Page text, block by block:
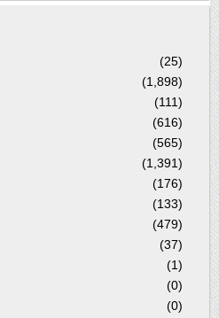
(25)
(1,898)
(111)
(616)
(565)
(1,391)
(176)
(133)
(479)
(37)
(1)
(0)
(0)